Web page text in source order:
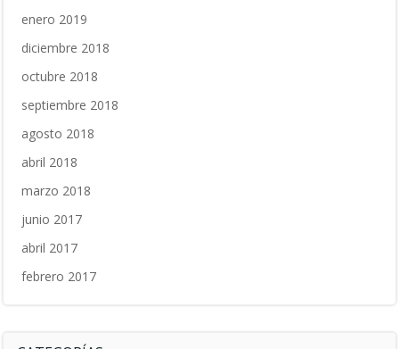
enero 2019
diciembre 2018
octubre 2018
septiembre 2018
agosto 2018
abril 2018
marzo 2018
junio 2017
abril 2017
febrero 2017